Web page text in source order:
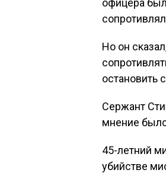
офицера
Но он
остановить
Сержант
мнение
45-летний
убийстве